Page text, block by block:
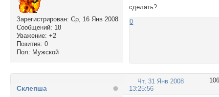
Зарегистрирован: Ср, 16 Янв 2008
Сообщений: 18
Уважение: +2
Позитив: 0
Пол: Мужской
сделать?
0
106
Чт, 31 Янв 2008
13:25:56
Склепша